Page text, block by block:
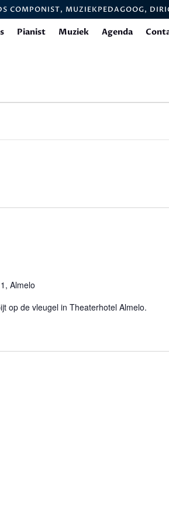
COMPONIST, MUZIEKPEDAGOOG,
Pianist Muziek Agenda
Almelo
op de vleugel in Theaterhotel Almelo.